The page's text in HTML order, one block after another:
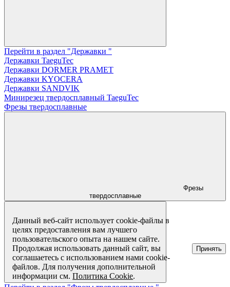
Перейти в раздел "Державки "
Державки TaeguTec
Державки DORMER PRAMET
Державки KYOCERA
Державки SANDVIK
Минирезец твердосплавный TaeguTec
Фрезы твердосплавные
Фрезы
твердосплавные
Данный веб-сайт использует cookie-файлы в
целях предоставления вам лучшего
пользовательского опыта на нашем сайте.
Продолжая использовать данный сайт, вы
соглашаетесь с использованием нами cookie-
файлов. Для получения дополнительной
информации см.Политика Cookie.
Принять